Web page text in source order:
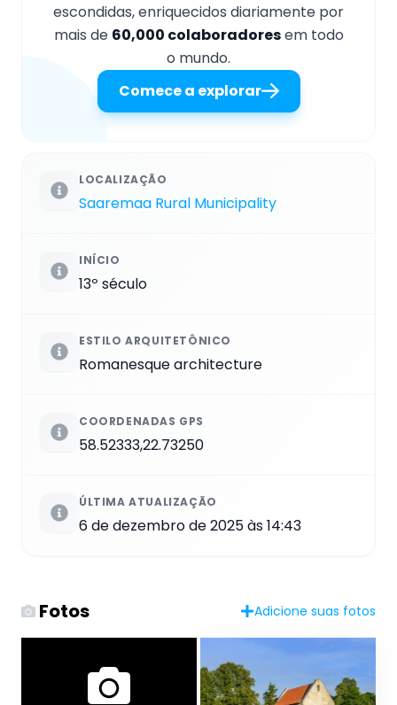
escondidas, enriquecidos diariamente por
mais de 60,000 colaboradoresem todo
o mundo.
Comece a explorar
LOCALIZAÇÃO
Saaremaa Rural Municipality
INÍCIO
13º século
ESTILO ARQUITETÔNICO
Romanesque architecture
COORDENADAS GPS
58.52333,22.73250
ÚLTIMA ATUALIZAÇÃO
6 de dezembro de 2025 às 14:43
Fotos Adicione suas fotos